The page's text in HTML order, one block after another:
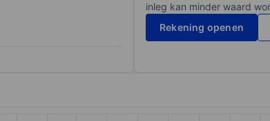
inleg kan minder waard
Rekening openen